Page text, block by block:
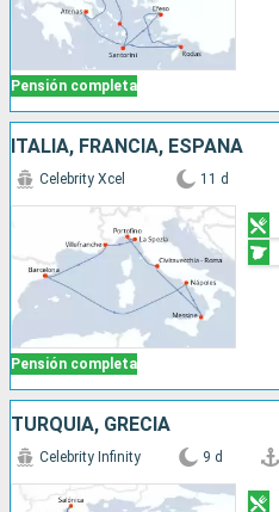
Pensión completa
ITALIA, FRANCIA, ESPAÑA
Pensión completa
Celebrity Xcel 11 d
TURQUÍA, GRECIA
Celebrity Infinity 9 d